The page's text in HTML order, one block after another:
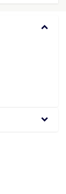
keyboard_arrow_down
keyboard_arrow_down